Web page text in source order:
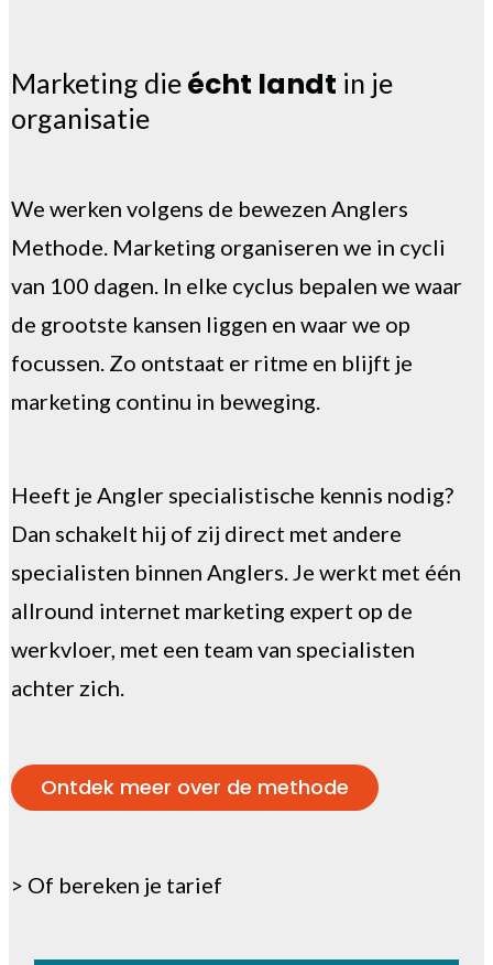
Marketing die écht landt in je
organisatie
We werken volgens de bewezen Anglers
Methode . Marketing organiseren we in cycli
van 100 dagen . In elke cyclus bepalen we waar
de grootste kansen liggen en waar we op
focussen. Zo ontstaat er ritme en blijft je
marketing continu in beweging.
Heeft je Angler specialistische kennis nodig?
Dan schakelt hij of zij direct met andere
specialisten binnen Anglers. Je werkt met één
allround internet marketing expert op de
werkvloer, met een team van specialisten
achter zich.
Ontdek meer over de methode
> Of bereken je tarief